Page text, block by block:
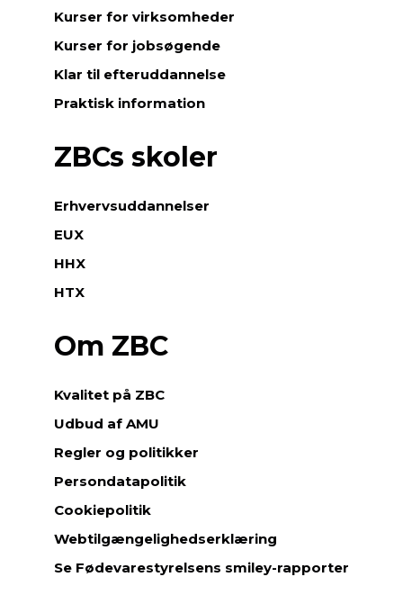
Kurser for virksomheder
Kurser for jobsøgende
Klar til efteruddannelse
Praktisk information
ZBCs skoler
Erhvervsuddannelser
EUX
HHX
HTX
Om ZBC
Kvalitet på ZBC
Udbud af AMU
Regler og politikker
Persondatapolitik
Cookiepolitik
Webtilgængelighedserklæring
Se Fødevarestyrelsens smiley-rapporter